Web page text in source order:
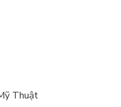
Thuật